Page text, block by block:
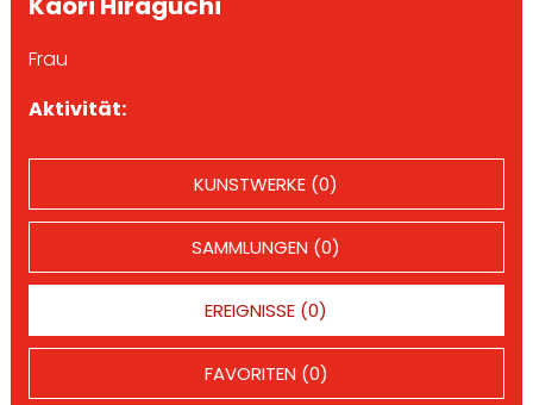
Frau
Aktivität:
KUNSTWERKE (0)
SAMMLUNGEN (0)
EREIGNISSE (0)
FAVORITEN (0)